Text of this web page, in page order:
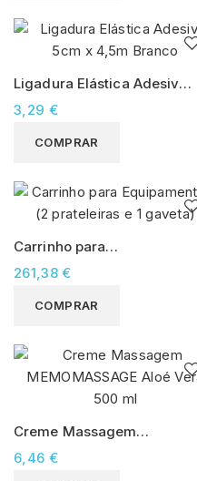
Ligadura Elástica Adesiva
5cm x 4,5m Branco
3,29 €
COMPRAR
Carrinho para
Equipamentos (2
prateleiras e 1 gaveta)
261,38 €
COMPRAR
Creme Massagem
MEMOMASSAGE Aloé Vera
500 ml
6,46 €